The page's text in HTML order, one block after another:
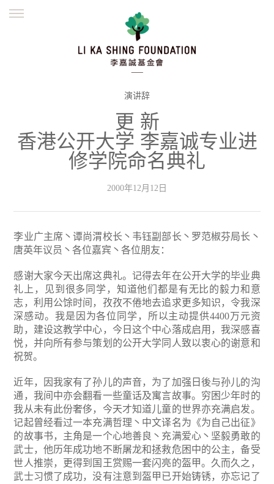
繁體
演讲辞
更 新
香港公开大学 李嘉诚专业进
修学院命名典礼
2000年12月12日
李业广主席丶谭尚渭校长丶韦钰副部长丶罗范椒芬局长丶
唐英年议员丶各位嘉宾丶各位朋友：
感谢大家今天出席这典礼。记得去年在公开大学的毕业典
礼上，见到很多同学，知道他们都是有无比的毅力和意
志，利用公馀时间，孜孜不倦地去追求更多知识，令我深
深感动。我是因为各位同学，所以主动提供4400万元资
助，建设这教学中心，今日这个中心落成启用，我深感喜
悦，并向所有参与策划的公开大学同人致以衷心的谢意和
祝贺。
近年，因我家有了孙儿的声音，为了加强日後与孙儿的沟
通，我间中亦会翻看一些童话及寓言故事。穷困少年时的
我从未有此份奢侈，今天才知道儿童的世界亦充满启发。
记起曾经看过一本充满哲理丶中文译名为《为自己出征》
的故事书，主角是一个心地善良丶充满爱心丶坚毅勇敢的
武士，他历年成功地不断屠龙和拯救危困中的公主，备受
世人推崇，更得到国王赏赐一套闪亮的盔甲。久而久之，
武士习惯了成功，没有注意到盔甲已开始铸锈，亦忘记了